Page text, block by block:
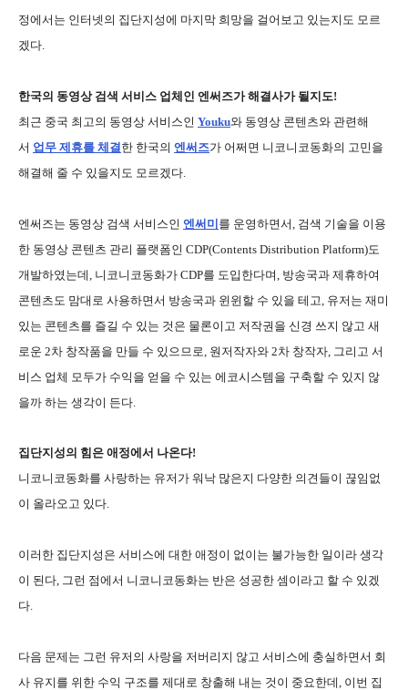
정에서는 인터넷의 집단지성에 마지막 희망을 걸어보고 있는지도 모르
겠다.
한국의 동영상 검색 서비스 업체인 엔써즈가 해결사가 될지도!
최근 중국 최고의 동영상 서비스인 Youku와 동영상 콘텐츠와 관련해
서 업무 제휴를 체결한 한국의 엔써즈가 어쩌면 니코니코동화의 고민을
해결해 줄 수 있을지도 모르겠다.
엔써즈는 동영상 검색 서비스인 엔써미를 운영하면서, 검색 기술을 이용
한 동영상 콘텐츠 관리 플랫폼인 CDP(Contents Distribution Platform)도
개발하였는데, 니코니코동화가 CDP를 도입한다며, 방송국과 제휴하여
콘텐츠도 맘대로 사용하면서 방송국과 윈윈할 수 있을 테고, 유저는 재미
있는 콘텐츠를 즐길 수 있는 것은 물론이고 저작권을 신경 쓰지 않고 새
로운 2차 창작품을 만들 수 있으므로, 원저작자와 2차 창작자, 그리고 서
비스 업체 모두가 수익을 얻을 수 있는 에코시스템을 구축할 수 있지 않
을까 하는 생각이 든다.
집단지성의 힘은 애정에서 나온다!
니코니코동화를 사랑하는 유저가 워낙 많은지 다양한 의견들이 끊임없
이 올라오고 있다.
이러한 집단지성은 서비스에 대한 애정이 없이는 불가능한 일이라 생각
이 된다, 그런 점에서 니코니코동화는 반은 성공한 셈이라고 할 수 있겠
다.
다음 문제는 그런 유저의 사랑을 저버리지 않고 서비스에 충실하면서 회
사 유지를 위한 수익 구조를 제대로 창출해 내는 것이 중요한데, 이번 집